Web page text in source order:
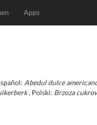
Apps
Abedul dulce
, Polski: Brzoza